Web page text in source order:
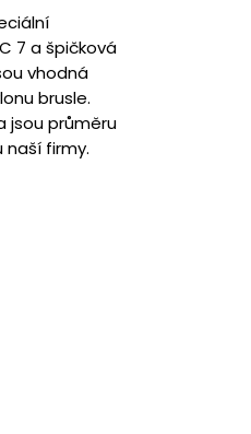
7 a špičková
vhodná
brusle.
jsou průměru
firmy.